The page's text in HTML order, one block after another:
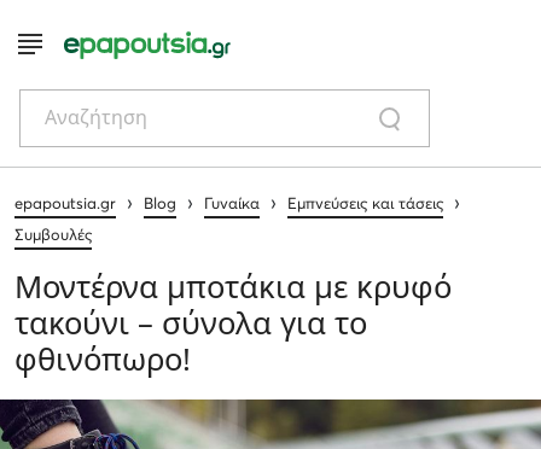
Αναζήτηση
epapoutsia.gr › Blog › Γυναίκα › Εμπνεύσεις και τάσεις ›
Συμβουλές
Μοντέρνα μποτάκια με κρυφό
τακούνι – σύνολα για το
φθινόπωρο!